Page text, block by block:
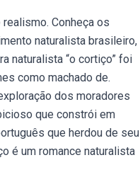
Conheça os
naturalista brasileiro,
naturalista “o cortiço” foi
como machado de.
dos moradores
que constrói em
que herdou de seu
é um romance naturalista